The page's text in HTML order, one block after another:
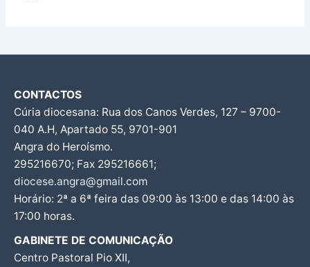
CONTACTOS
Cúria diocesana: Rua dos Canos Verdes, 127 – 9700-
040 A.H, Apartado 55, 9701-901
Angra do Heroísmo.
295216670; Fax 295216661;
diocese.angra@gmail.com
Horário: 2ª a 6ª feira das 09:00 às 13:00 e das 14:00 às
17:00 horas.
GABINETE DE COMUNICAÇÃO
Centro Pastoral Pio XII,